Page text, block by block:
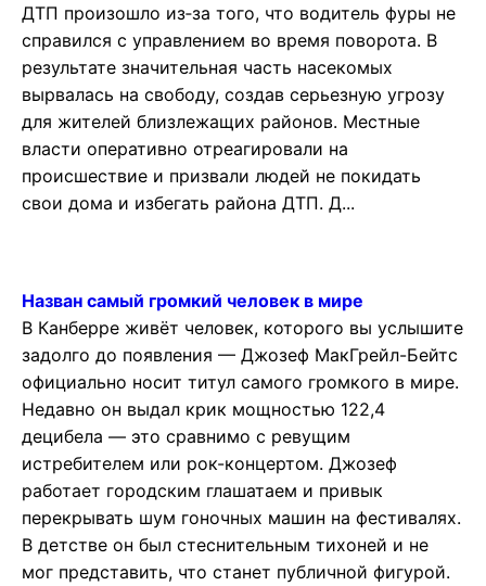
ДТП произошло из‑за того, что водитель фуры не
справился с управлением во время поворота. В
результате значительная часть насекомых
вырвалась на свободу, создав серьезную угрозу
для жителей близлежащих районов. Местные
власти оперативно отреагировали на
происшествие и призвали людей не покидать
свои дома и избегать района ДТП. Д...
Назван самый громкий человек в мире
В Канберре живёт человек, которого вы услышите
задолго до появления — Джозеф МакГрейл-Бейтс
официально носит титул самого громкого в мире.
Недавно он выдал крик мощностью 122,4
децибела — это сравнимо с ревущим
истребителем или рок-концертом. Джозеф
работает городским глашатаем и привык
перекрывать шум гоночных машин на фестивалях.
В детстве он был стеснительным тихоней и не
мог представить, что станет публичной фигурой.